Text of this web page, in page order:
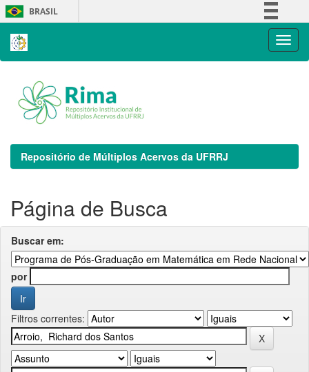
Skip
navigation
BRASIL
Repositório de Múltiplos Acervos da UFRRJ
Página de Busca
Buscar em:
por
Filtros correntes: